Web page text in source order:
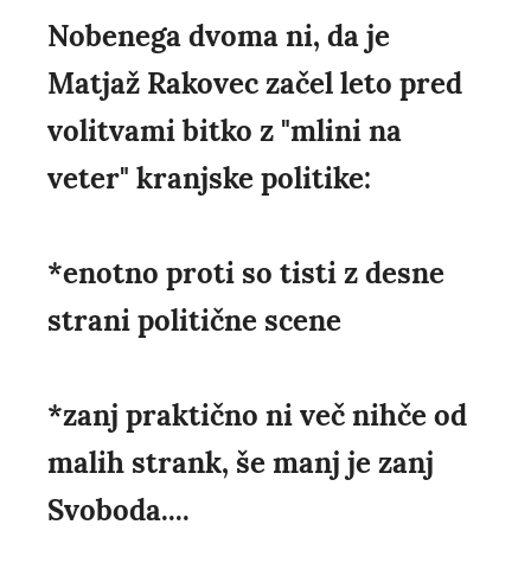
Nobenega dvoma ni, da je
Matjaž Rakovec začel leto pred
volitvami bitko z "mlini na
veter" kranjske politike:
*enotno proti so tisti z desne
strani politične scene
*zanj praktično ni več nihče od
malih strank, še manj je zanj
Svoboda....